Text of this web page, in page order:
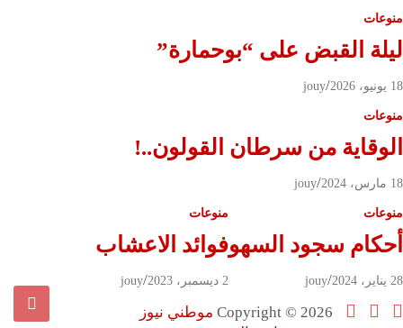
منوعات
ليلة القبض على “بوحمارة”
18 يونيو، 2026 jouy
منوعات
الوقاية من سرطان القولون..!
18 مارس، 2024 jouy
منوعات
أحكام سجود السهو
28 يناير، 2024 jouy
منوعات
‏فوائد الاعشاب
2 ديسمبر، 2023 jouy
Copyright © 2026 موطني نيوز